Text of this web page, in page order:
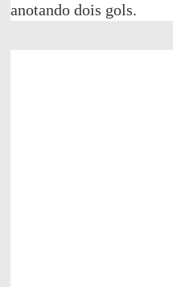
anotando dois gols.